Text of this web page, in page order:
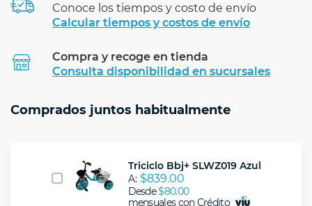
Conoce los tiempos y costo de envío
Calcular tiempos y costos de envío
Compra y recoge en tienda
Consulta disponibilidad en sucursales
Comprados juntos habitualmente
Triciclo Bbj+ SLWZ019 Azul
A: $839.00
Desde$80.00
mensuales con Crédito